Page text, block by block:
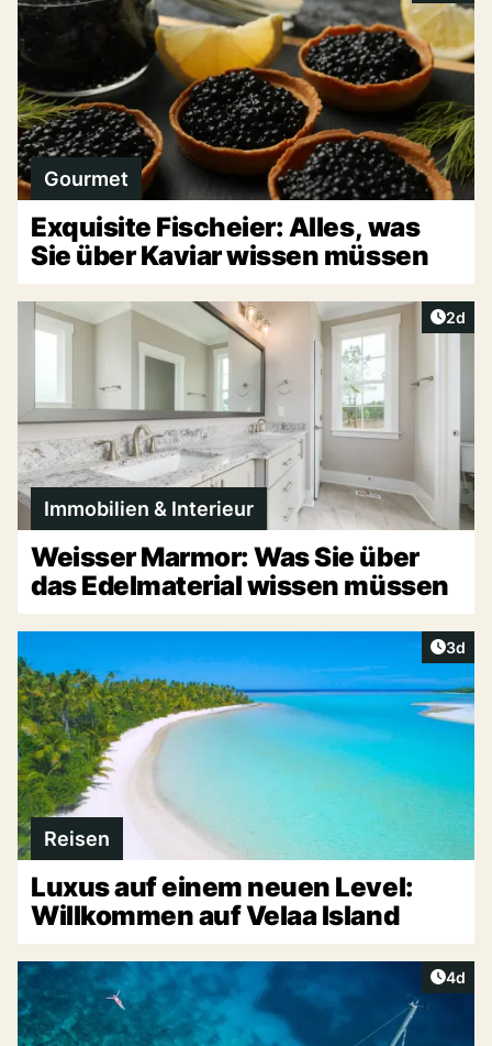
Gourmet
Exquisite Fischeier: Alles, was
Sie über Kaviar wissen müssen
2d
Immobilien & Interieur
Weisser Marmor: Was Sie über
das Edelmaterial wissen müssen
3d
Reisen
Luxus auf einem neuen Level:
Willkommen auf Velaa Island
4d